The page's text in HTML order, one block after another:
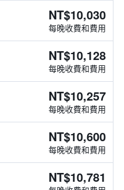
NT$10,030
每晚收費和費用
NT$10,128
每晚收費和費用
NT$10,257
每晚收費和費用
NT$10,600
每晚收費和費用
NT$10,781